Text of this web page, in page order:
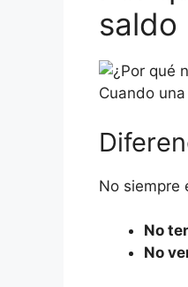
saldo
Cuando
No siempre
No
No